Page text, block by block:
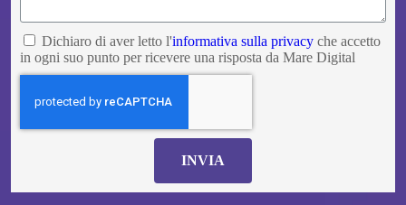
Dichiaro di aver letto l'informativa sulla privacy che accetto
in ogni suo punto per ricevere una risposta da Mare Digital
INVIA